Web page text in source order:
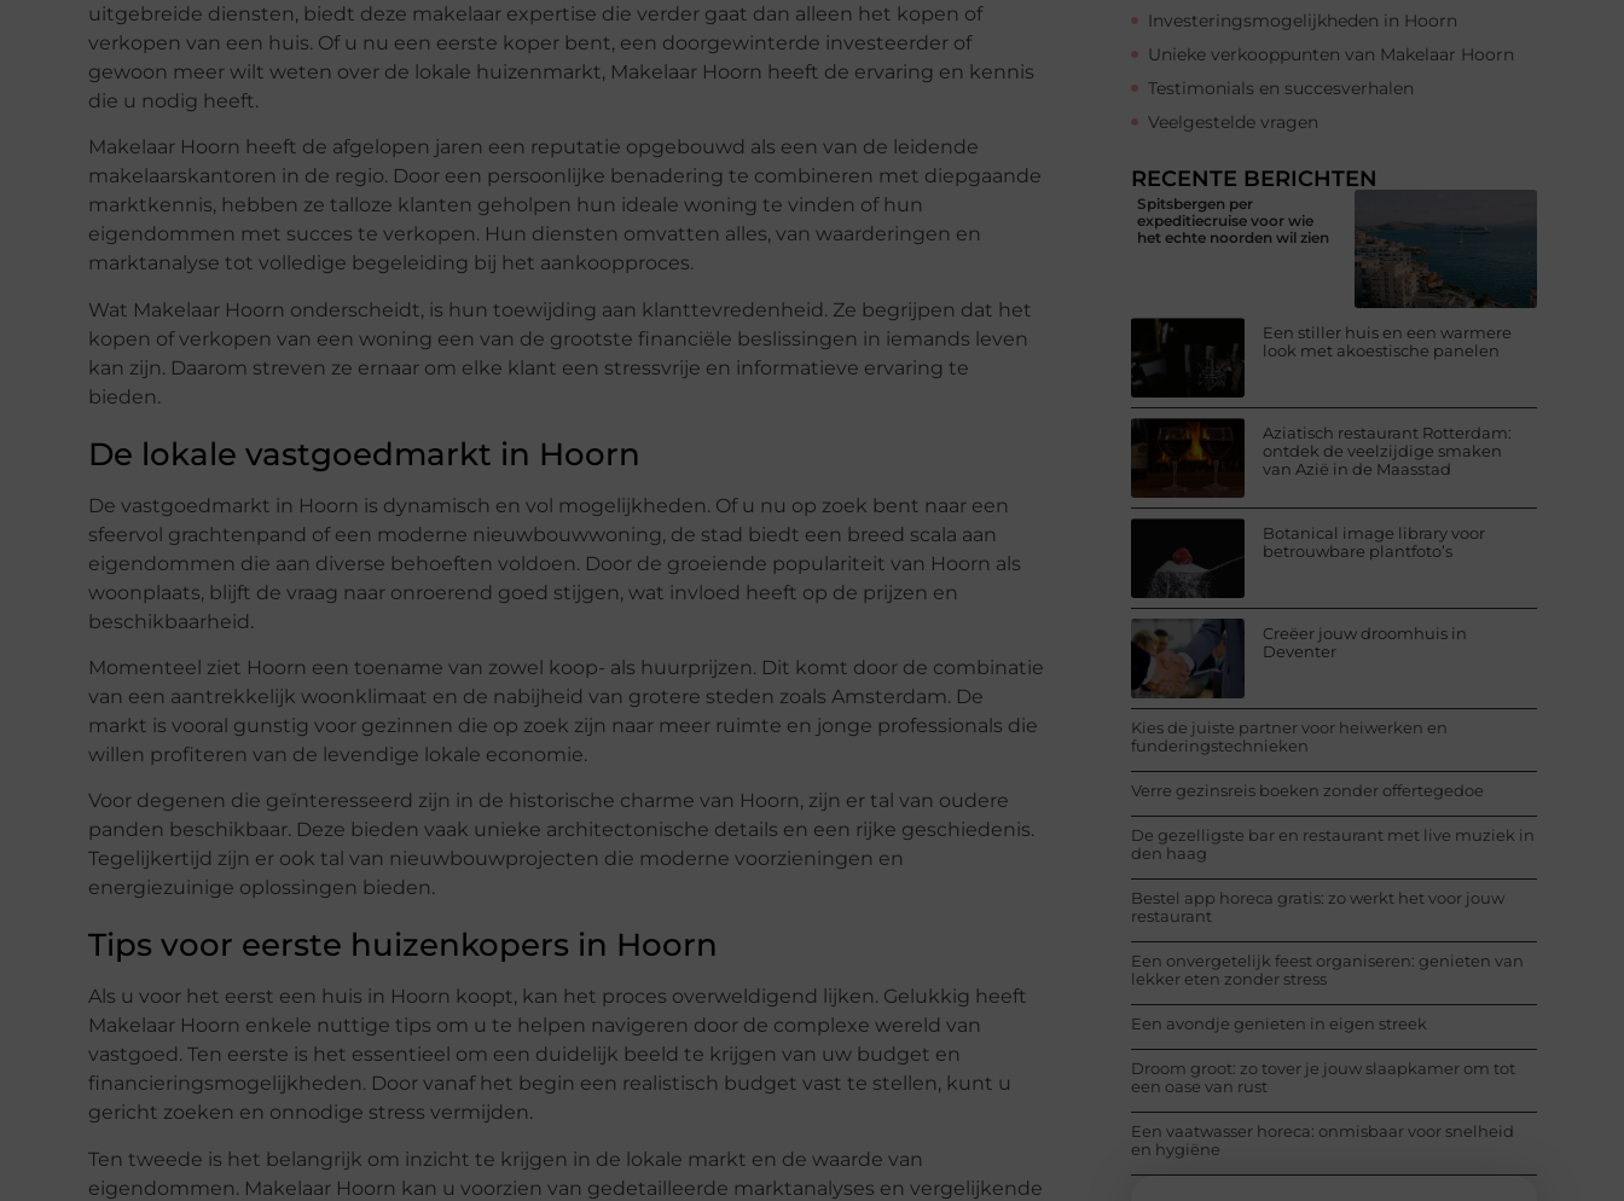
uitgebreide diensten, biedt deze makelaar expertise die verder gaat dan alleen het kopen of
verkopen van een huis. Of u nu een eerste koper bent, een doorgewinterde investeerder of
gewoon meer wilt weten over de lokale huizenmarkt, Makelaar Hoorn heeft de ervaring en kennis
die u nodig heeft.
Makelaar Hoorn heeft de afgelopen jaren een reputatie opgebouwd als een van de leidende
makelaarskantoren in de regio. Door een persoonlijke benadering te combineren met diepgaande
marktkennis, hebben ze talloze klanten geholpen hun ideale woning te vinden of hun
eigendommen met succes te verkopen. Hun diensten omvatten alles, van waarderingen en
marktanalyse tot volledige begeleiding bij het aankoopproces.
Wat Makelaar Hoorn onderscheidt, is hun toewijding aan klanttevredenheid. Ze begrijpen dat het
kopen of verkopen van een woning een van de grootste financiële beslissingen in iemands leven
kan zijn. Daarom streven ze ernaar om elke klant een stressvrije en informatieve ervaring te
bieden.
De lokale vastgoedmarkt in Hoorn
De vastgoedmarkt in Hoorn is dynamisch en vol mogelijkheden. Of u nu op zoek bent naar een
sfeervol grachtenpand of een moderne nieuwbouwwoning, de stad biedt een breed scala aan
eigendommen die aan diverse behoeften voldoen. Door de groeiende populariteit van Hoorn als
woonplaats, blijft de vraag naar onroerend goed stijgen, wat invloed heeft op de prijzen en
beschikbaarheid.
Momenteel ziet Hoorn een toename van zowel koop- als huurprijzen. Dit komt door de combinatie
van een aantrekkelijk woonklimaat en de nabijheid van grotere steden zoals Amsterdam. De
markt is vooral gunstig voor gezinnen die op zoek zijn naar meer ruimte en jonge professionals die
willen profiteren van de levendige lokale economie.
Voor degenen die geïnteresseerd zijn in de historische charme van Hoorn, zijn er tal van oudere
panden beschikbaar. Deze bieden vaak unieke architectonische details en een rijke geschiedenis.
Tegelijkertijd zijn er ook tal van nieuwbouwprojecten die moderne voorzieningen en
energiezuinige oplossingen bieden.
Tips voor eerste huizenkopers in Hoorn
Als u voor het eerst een huis in Hoorn koopt, kan het proces overweldigend lijken. Gelukkig heeft
Makelaar Hoorn enkele nuttige tips om u te helpen navigeren door de complexe wereld van
vastgoed. Ten eerste is het essentieel om een duidelijk beeld te krijgen van uw budget en
financieringsmogelijkheden. Door vanaf het begin een realistisch budget vast te stellen, kunt u
gericht zoeken en onnodige stress vermijden.
Ten tweede is het belangrijk om inzicht te krijgen in de lokale markt en de waarde van
eigendommen. Makelaar Hoorn kan u voorzien van gedetailleerde marktanalyses en vergelijkende
Investeringsmogelijkheden in Hoorn
Unieke verkooppunten van Makelaar Hoorn
Testimonials en succesverhalen
Veelgestelde vragen
RECENTE BERICHTEN
Spitsbergen per
expeditiecruise voor wie
het echte noorden wil zien
Een stiller huis en een warmere
look met akoestische panelen
Aziatisch restaurant Rotterdam:
ontdek de veelzijdige smaken
van Azië in de Maasstad
Botanical image library voor
betrouwbare plantfoto’s
Creëer jouw droomhuis in
Deventer
Kies de juiste partner voor heiwerken en
funderingstechnieken
Verre gezinsreis boeken zonder offertegedoe
De gezelligste bar en restaurant met live muziek in
den haag
Bestel app horeca gratis: zo werkt het voor jouw
restaurant
Een onvergetelijk feest organiseren: genieten van
lekker eten zonder stress
Een avondje genieten in eigen streek
Droom groot: zo tover je jouw slaapkamer om tot
een oase van rust
Een vaatwasser horeca: onmisbaar voor snelheid
en hygiëne